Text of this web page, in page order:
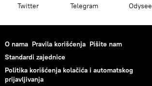
Twitter Telegram Odysee
O nama Pravila korišćenja Pišite nam
Standardi zajednice
Politika korišćenja kolačića i automatskog
prijavljivanja